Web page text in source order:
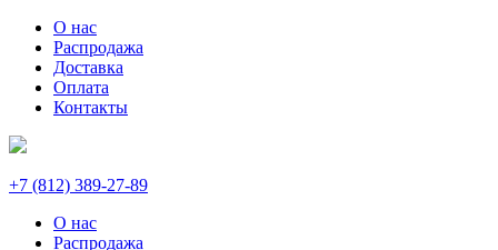
О нас
Распродажа
Доставка
Оплата
Контакты
+7 (812) 389-27-89
О нас
Распродажа